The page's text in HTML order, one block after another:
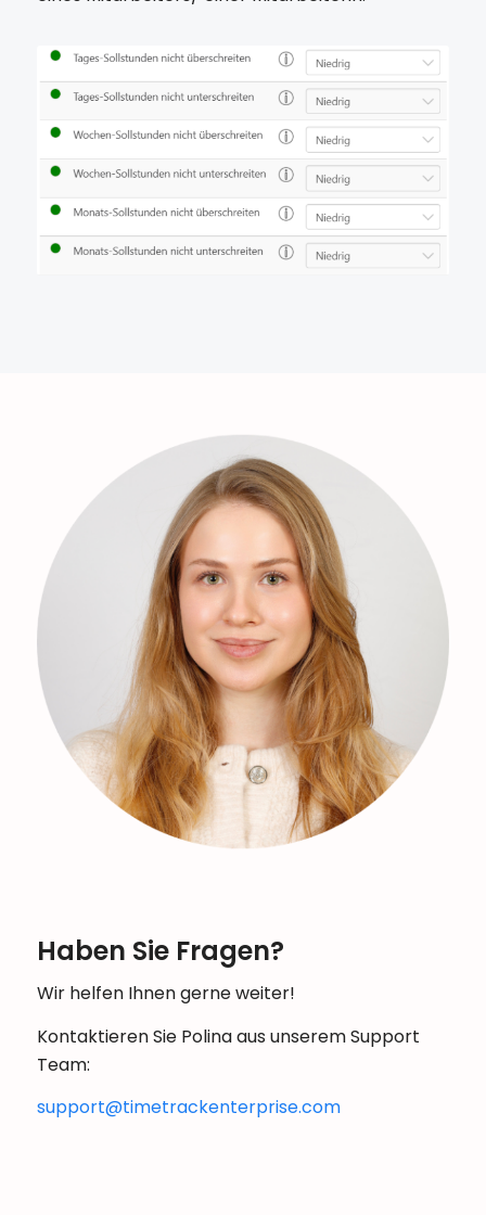
Haben Sie Fragen?
Wir helfen Ihnen gerne weiter!
Kontaktieren Sie Polina aus unserem Support
Team:
support@timetrackenterprise.com